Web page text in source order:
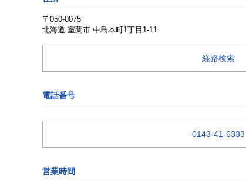
〒050-0075
北海道 室蘭市 中島本町1丁目1-11
経路検索
電話番号
0143-41-6333
営業時間